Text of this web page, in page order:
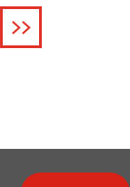
Następna
dostępności